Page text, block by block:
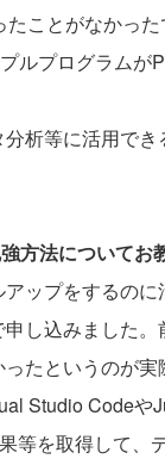
ことがなかった
ルプログラムが
析等に活用で
法についてお
ップをするの
し込みました
たというのが実
Studio Codeや
等を取得して、